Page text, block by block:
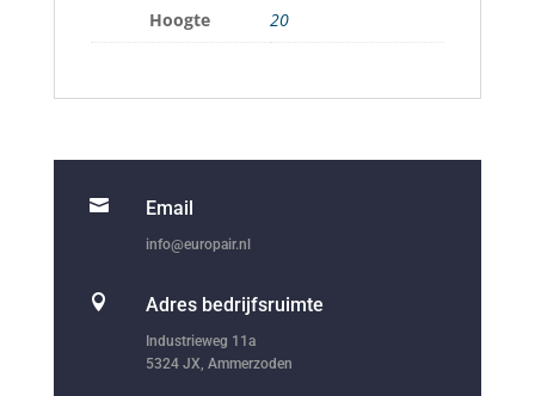
Hoogte
20
 Email
info@europair.nl
 Adres bedrijfsruimte
Industrieweg 11a
5324 JX, Ammerzoden